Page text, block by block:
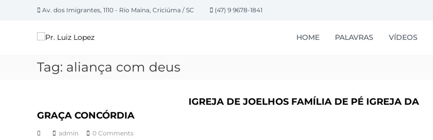
Av. dos Imigrantes, 1110 - Rio Maina, Criciúma / SC (47) 9 9678-1841
L
u
L
HOME PALAVRAS VÍDEOS
Tag: aliança com deus
IGREJA DE JOELHOS FAMÍLIA DE PÉ IGREJA DA
GRAÇA CONCÓRDIA
admin 0 Comments